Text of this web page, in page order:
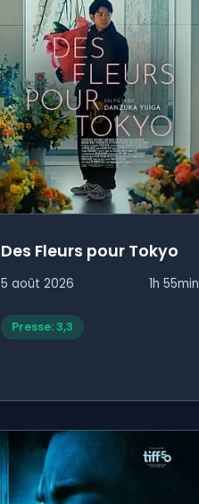
Des Fleurs pour Tokyo
5 août 2026 1h 55min
Presse: 3,3